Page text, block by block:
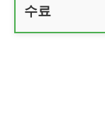
수료